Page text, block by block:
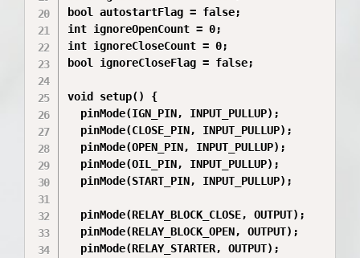
bool autostartFlag = false;
int ignoreOpenCount = 0;
int ignoreCloseCount = 0;
bool ignoreCloseFlag = false;
void setup() {
  pinMode(IGN_PIN, INPUT_PULLUP);
  pinMode(CLOSE_PIN, INPUT_PULLUP);
  pinMode(OPEN_PIN, INPUT_PULLUP);
  pinMode(OIL_PIN, INPUT_PULLUP);
  pinMode(START_PIN, INPUT_PULLUP);
  pinMode(RELAY_BLOCK_CLOSE, OUTPUT);
  pinMode(RELAY_BLOCK_OPEN, OUTPUT);
  pinMode(RELAY_STARTER, OUTPUT);